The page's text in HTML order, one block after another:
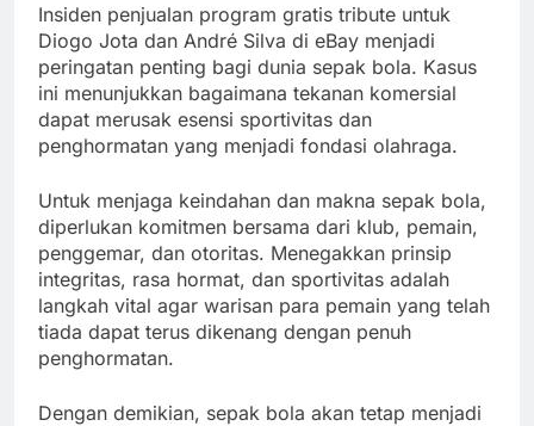
Insiden penjualan program gratis tribute untuk
Diogo Jota dan André Silva di eBay menjadi
peringatan penting bagi dunia sepak bola. Kasus
ini menunjukkan bagaimana tekanan komersial
dapat merusak esensi sportivitas dan
penghormatan yang menjadi fondasi olahraga.
Untuk menjaga keindahan dan makna sepak bola,
diperlukan komitmen bersama dari klub, pemain,
penggemar, dan otoritas. Menegakkan prinsip
integritas, rasa hormat, dan sportivitas adalah
langkah vital agar warisan para pemain yang telah
tiada dapat terus dikenang dengan penuh
penghormatan.
Dengan demikian, sepak bola akan tetap menjadi